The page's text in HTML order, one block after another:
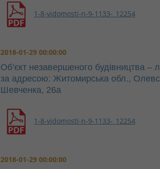
1-8-vidomosti-n-9-1133-_12254
2018-01-29 00:00:00
Об’єкт незавершеного будівництва –
за адресою: Житомирська обл.,
Шевченка, 26а
1-8-vidomosti-n-9-1133-_12254
2018-01-29 00:00:00